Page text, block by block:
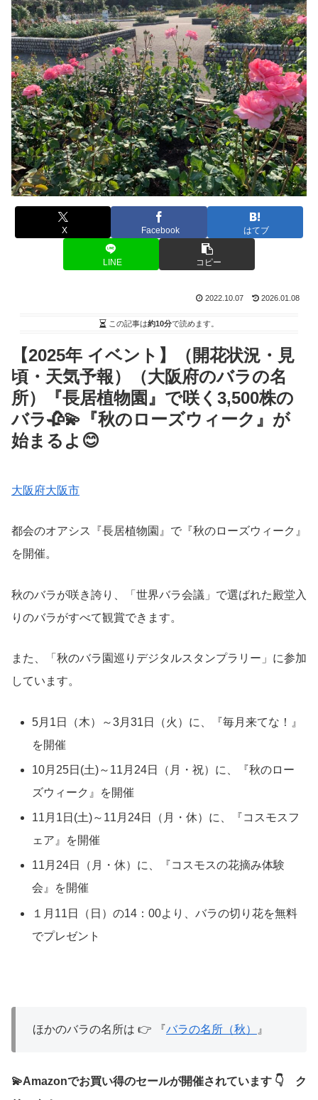
X Facebook はてブ
LINE コピー
2022.10.07 2026.01.08
この記事は約10分で読めます。
【2025年 イベント】（開花状況・見
頃・天気予報）（大阪府のバラの名
所）『長居植物園』で咲く3,500株の
バラ🥀💫『秋のローズウィーク』が
始まるよ😊
大阪府大阪市
都会のオアシス『長居植物園』で『秋のローズウィーク』
を開催。
秋のバラが咲き誇り、「世界バラ会議」で選ばれた殿堂入
りのバラがすべて観賞できます。
また、「秋のバラ園巡りデジタルスタンプラリー」に参加
しています。
5月1日（木）～3月31日（火）に、『毎月来てな！』
を開催
10月25日(土)～11月24日（月・祝）に、『秋のロー
ズウィーク』を開催
11月1日(土)～11月24日（月・休）に、『コスモスフ
ェア』を開催
11月24日（月・休）に、『コスモスの花摘み体験
会』を開催
１月11日（日）の14：00より、バラの切り花を無料
でプレゼント
ほかのバラの名所は 👉 『バラの名所（秋） 』
💫Amazonでお買い得のセールが開催されています 👇 ク